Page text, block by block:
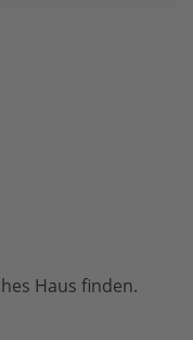
Haus finden.